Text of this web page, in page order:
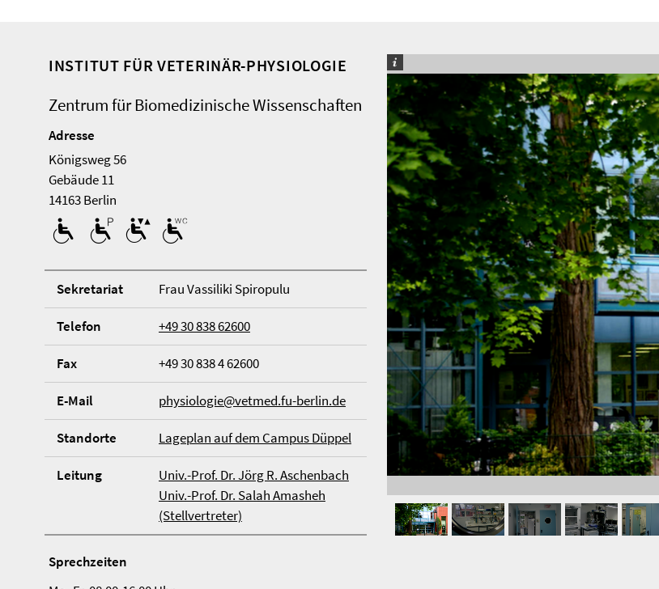
INSTITUT FÜR VETERINÄR-PHYSIOLOGIE
Zentrum für Biomedizinische Wissenschaften
Adresse
Königsweg 56
Ge­bäude 11
14163 Berlin
Se­kre­ta­ri­at Frau Vassiliki Spiropulu
Telefon +49 30 838 62600
Fax +49 30 838 4 62600
E-Mail physiologie@vetmed.fu-berlin.de
Stand­orte Lageplan auf dem Campus Düppel
Lei­tung
Univ.-Prof. Dr. Jörg R. Aschenbach
Univ.-Prof. Dr. Salah Amasheh
(Stellvertreter)
Sprech­zei­ten